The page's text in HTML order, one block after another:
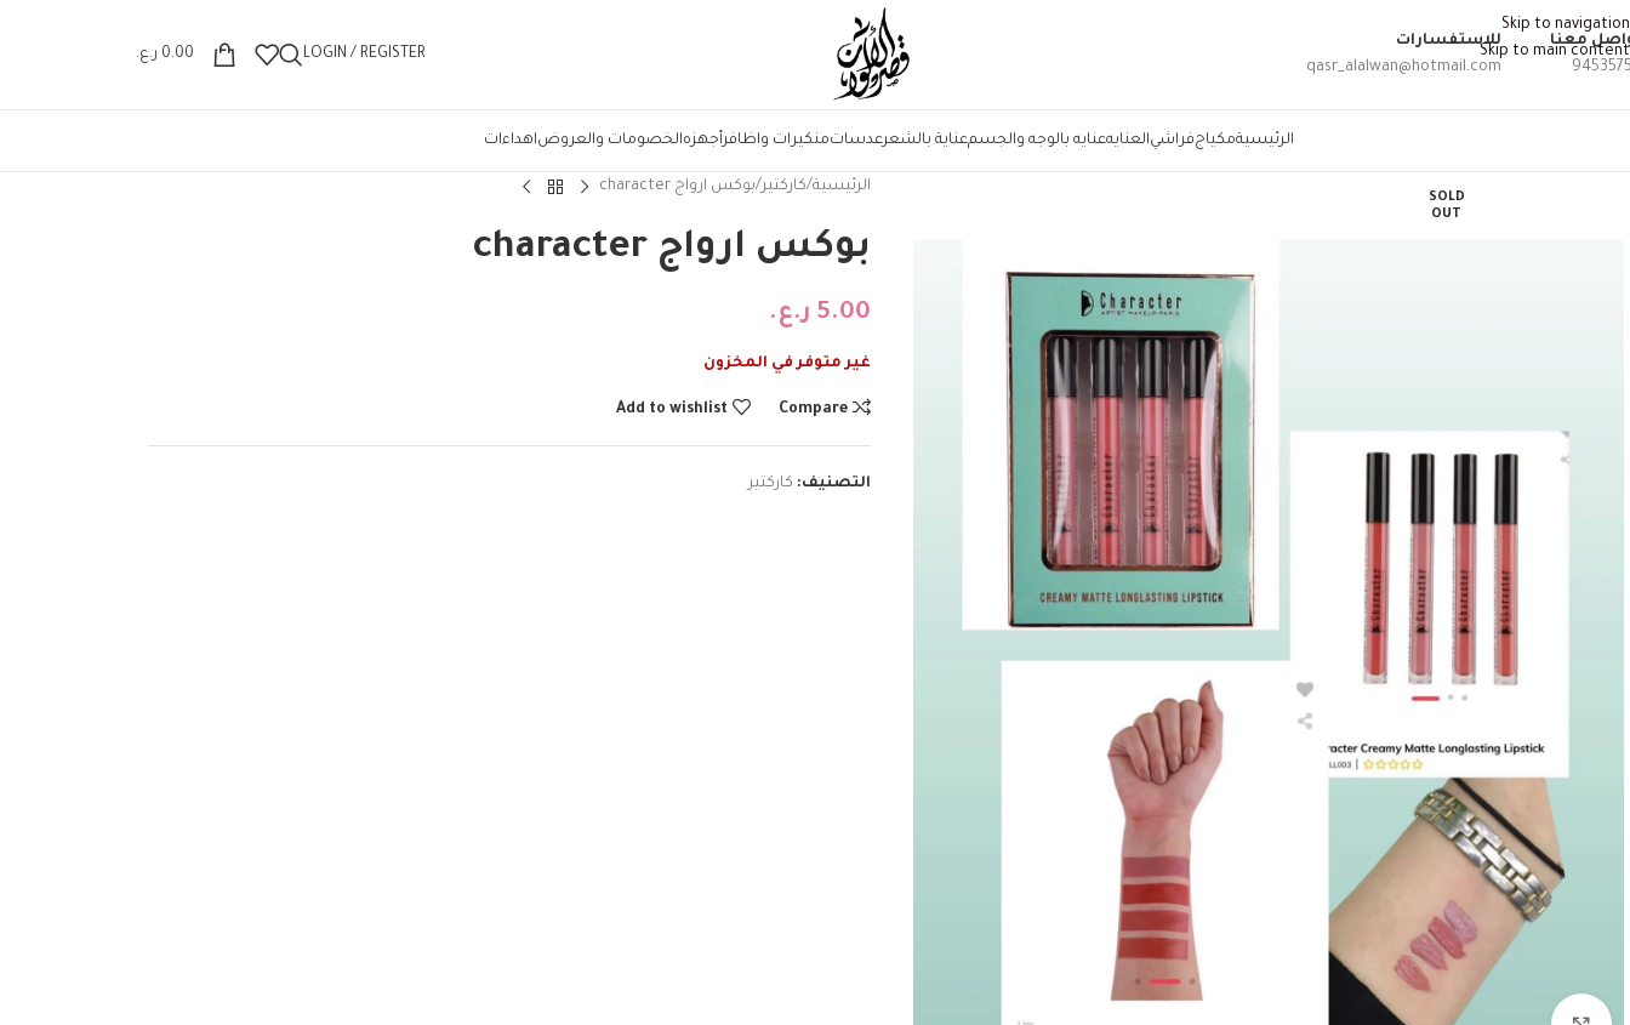
Skip to navigation
Skip to main content
معنا
للاستفسارات
qasr_alalwan@hotmail.com
LOGIN / REGISTER
0.00 ر.ع.
الرئيسيةمكياجفراشيالعنايهعنايه بالوجه والجسمعناية بالشعرعدساتمنكيرات واظافرأجهزهالخصومات والعروضاهداءات
SOLD
OUT
الرئيسية كاركتير بوكس ارواج character
بوكس ارواج character
5.00 ر.ع.
غير متوفر في المخزون
Compare
Add to wishlist
التصنيف: كاركتير